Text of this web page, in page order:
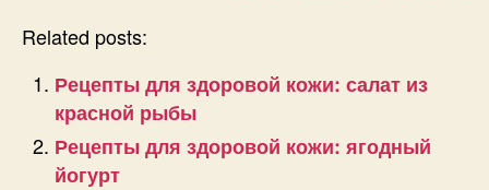
Related posts:
Рецепты для здоровой кожи: салат из
красной рыбы
Рецепты для здоровой кожи: ягодный
йогурт